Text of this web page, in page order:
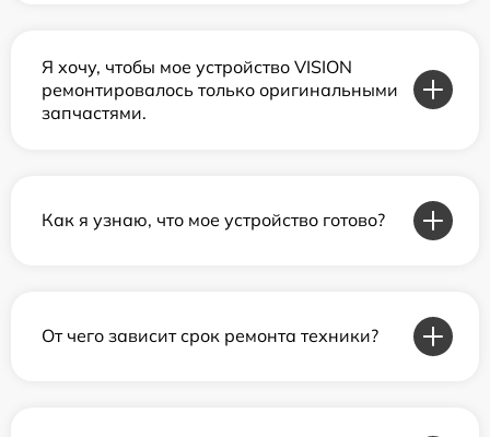
Я хочу, чтобы мое устройство VISION
ремонтировалось только оригинальными
запчастями.
Как я узнаю, что мое устройство готово?
От чего зависит срок ремонта техники?